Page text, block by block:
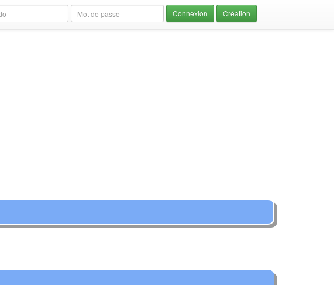
Création